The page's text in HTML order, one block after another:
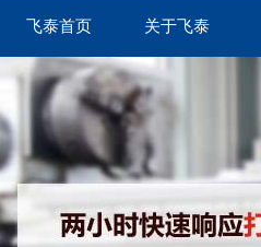
飞泰首页 关于飞泰